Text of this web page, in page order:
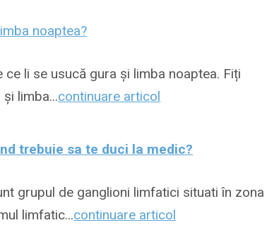
noaptea?
li se usucă gura și limba noaptea. Fiți
limba...continuare articol
trebuie sa te duci la medic?
grupul de ganglioni limfatici situati în zona
limfatic...continuare articol